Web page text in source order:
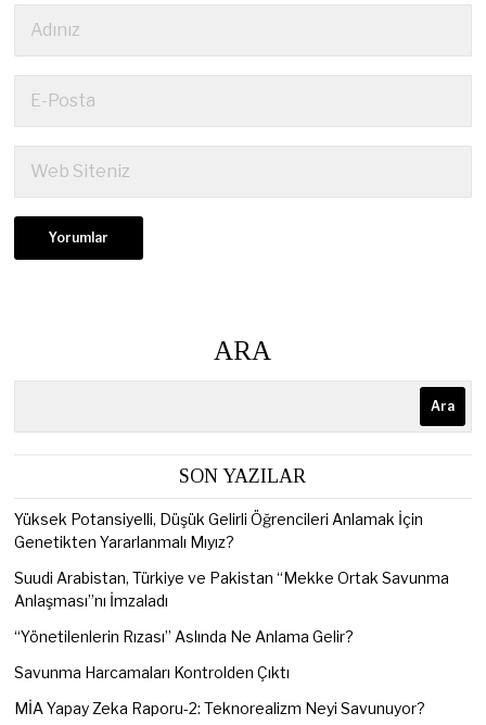
ARA
Ara
SON YAZILAR
Yüksek Potansiyelli, Düşük Gelirli Öğrencileri Anlamak İçin
Genetikten Yararlanmalı Mıyız?
Suudi Arabistan, Türkiye ve Pakistan “Mekke Ortak Savunma
Anlaşması”nı İmzaladı
“Yönetilenlerin Rızası” Aslında Ne Anlama Gelir?
Savunma Harcamaları Kontrolden Çıktı
MİA Yapay Zeka Raporu-2: Teknorealizm Neyi Savunuyor?